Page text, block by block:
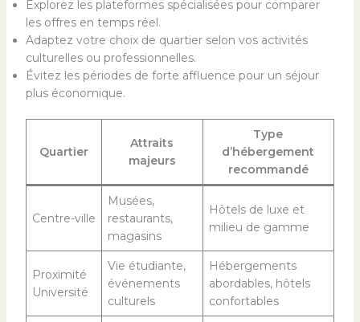
Explorez les plateformes spécialisées pour comparer
les offres en temps réel.
Adaptez votre choix de quartier selon vos activités
culturelles ou professionnelles.
Évitez les périodes de forte affluence pour un séjour
plus économique.
Quartier
Attraits
majeurs
Type
d’hébergement
recommandé
Centre-ville
Musées,
restaurants,
magasins
Hôtels de luxe et
milieu de gamme
Proximité
Université
Vie étudiante,
événements
culturels
Hébergements
abordables, hôtels
confortables